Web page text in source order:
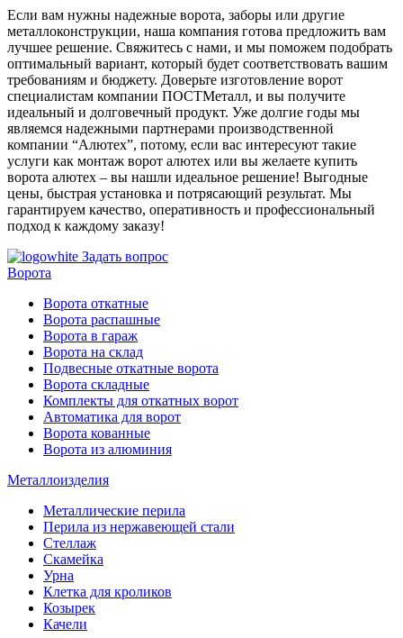
Если вам нужны надежные ворота, заборы или другие
металлоконструкции, наша компания готова предложить вам
лучшее решение. Свяжитесь с нами, и мы поможем подобрать
оптимальный вариант, который будет соответствовать вашим
требованиям и бюджету. Доверьте изготовление ворот
специалистам компании ПОСТМеталл, и вы получите
идеальный и долговечный продукт. Уже долгие годы мы
являемся надежными партнерами производственной
компании “Алютех”, потому, если вас интересуют такие
услуги как монтаж ворот алютех или вы желаете купить
ворота алютех – вы нашли идеальное решение! Выгодные
цены, быстрая установка и потрясающий результат. Мы
гарантируем качество, оперативность и профессиональный
подход к каждому заказу!
Задать вопрос
Ворота
Ворота откатные
Ворота распашные
Ворота в гараж
Ворота на склад
Подвесные откатные ворота
Ворота складные
Комплекты для откатных ворот
Автоматика для ворот
Ворота кованные
Ворота из алюминия
Металлоизделия
Металлические перила
Перила из нержавеющей стали
Стеллаж
Скамейка
Урна
Клетка для кроликов
Козырек
Качели